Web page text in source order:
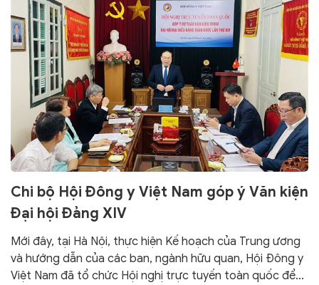
Chi bộ Hội Đông y Việt Nam góp ý Văn kiện
Đại hội Đảng XIV
Mới đây, tại Hà Nội, thực hiện Kế hoạch của Trung ương
và hướng dẫn của các ban, ngành hữu quan, Hội Đông y
Việt Nam đã tổ chức Hội nghị trực tuyến toàn quốc để